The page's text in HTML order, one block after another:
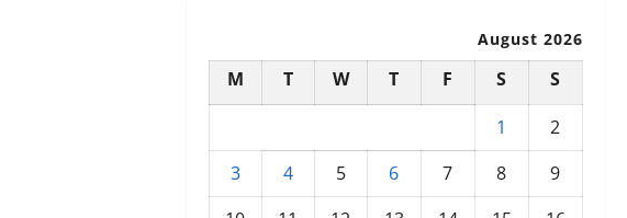
August 2026
M T W T F S
S
1
2
3
4 5 6 7 8
9